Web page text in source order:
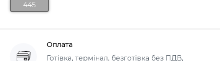
445
Оплата
Готівка, термінал, безготівка без ПДВ,